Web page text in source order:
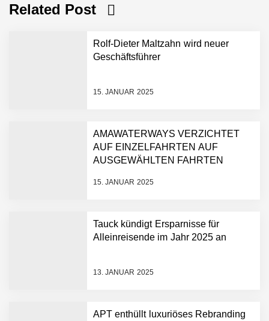
Related Post
Rolf-Dieter Maltzahn wird neuer
Geschäftsführer
15. JANUAR 2025
AMAWATERWAYS VERZICHTET
AUF EINZELFAHRTEN AUF
AUSGEWÄHLTEN FAHRTEN
15. JANUAR 2025
Tauck kündigt Ersparnisse für
Alleinreisende im Jahr 2025 an
13. JANUAR 2025
APT enthüllt luxuriöses Rebranding